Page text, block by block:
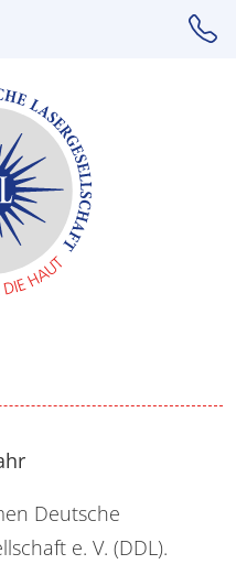
Deutsche
e. V. (DDL).